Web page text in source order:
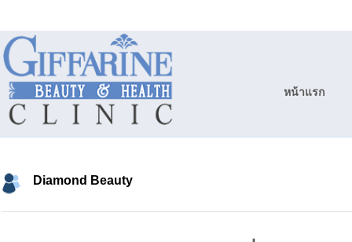
หน้าแรก
Diamond Beauty